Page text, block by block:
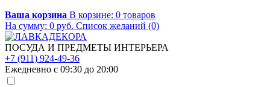
Ваша корзина В корзине: 0 товаров
На сумму: 0 руб. Список желаний (0)
ПОСУДА И ПРЕДМЕТЫ ИНТЕРЬЕРА
+7 (911) 924-49-36
Ежедневно с 09:30 до 20:00